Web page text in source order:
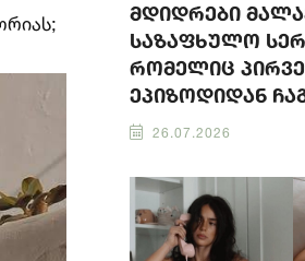
მდიდრები
საზაფხულო
რომელიც
ეპიზოდიდან
26.07.2026